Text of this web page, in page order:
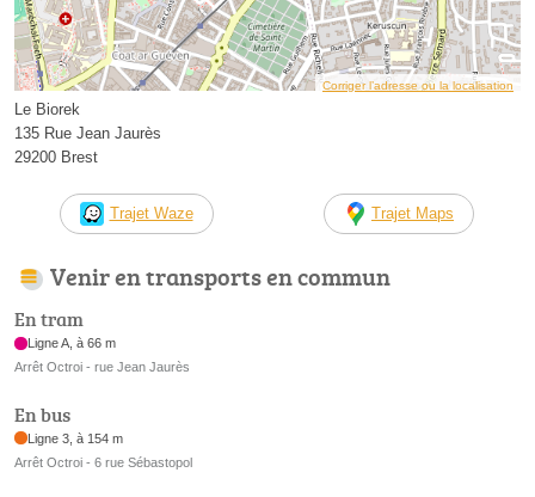
Corriger l’adresse ou la localisation
Le Biorek
135 Rue Jean Jaurès
29200 Brest
Trajet Waze Trajet Maps
Venir en transports en commun
En tram
Ligne A, à 66 m
Arrêt Octroi - rue Jean Jaurès
En bus
Ligne 3, à 154 m
Arrêt Octroi - 6 rue Sébastopol